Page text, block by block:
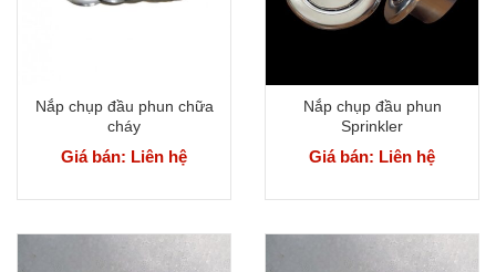
Nắp chụp đầu phun chữa
cháy
Giá bán: Liên hệ
Nắp chụp đầu phun
Sprinkler
Giá bán: Liên hệ